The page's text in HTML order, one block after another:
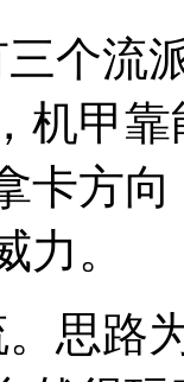
个流
机甲
卡方
力。
思路